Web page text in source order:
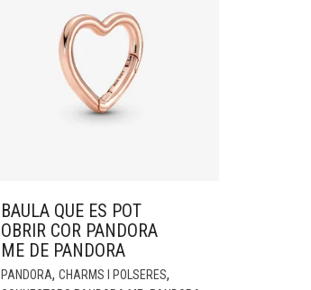
BAULA QUE ES POT
OBRIR COR PANDORA
ME DE PANDORA
PANDORA, CHARMS I POLSERES,